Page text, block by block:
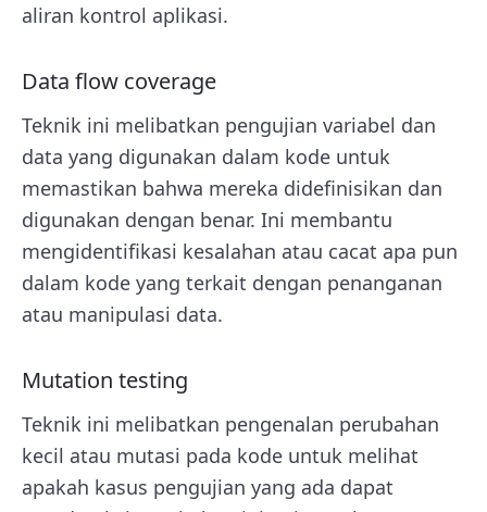
aliran kontrol aplikasi.
Data flow coverage
Teknik ini melibatkan pengujian variabel dan
data yang digunakan dalam kode untuk
memastikan bahwa mereka didefinisikan dan
digunakan dengan benar. Ini membantu
mengidentifikasi kesalahan atau cacat apa pun
dalam kode yang terkait dengan penanganan
atau manipulasi data.
Mutation testing
Teknik ini melibatkan pengenalan perubahan
kecil atau mutasi pada kode untuk melihat
apakah kasus pengujian yang ada dapat